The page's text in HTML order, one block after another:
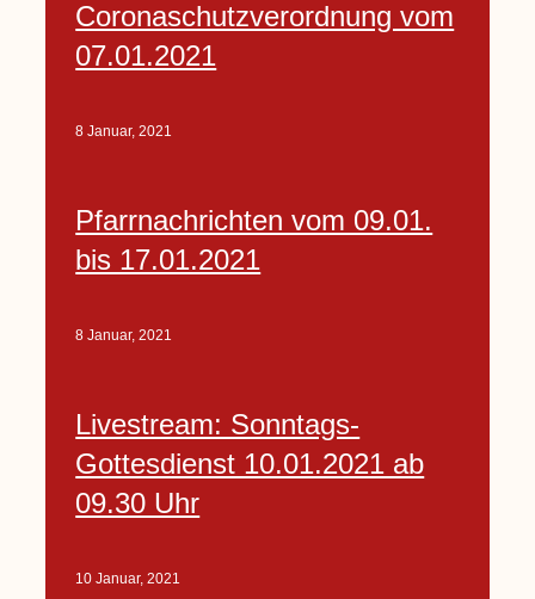
Coronaschutzverordnung vom
07.01.2021
8 Januar, 2021
Pfarrnachrichten vom 09.01.
bis 17.01.2021
8 Januar, 2021
Livestream: Sonntags-
Gottesdienst 10.01.2021 ab
09.30 Uhr
10 Januar, 2021